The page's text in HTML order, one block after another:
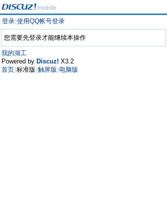
登录 使用QQ帐号登录
您需要先登录才能继续本操作
我的湖工
Powered by Discuz! X3.2
首页 标准版 触屏版 电脑版